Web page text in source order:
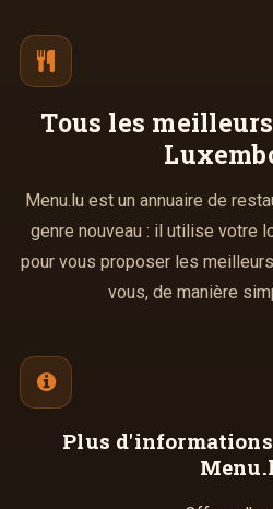
Tous les meilleurs
Menu.lu est un annuaire de
genre nouveau : il utilise votre
pour vous proposer les
vous, de manière
Plus d'informations